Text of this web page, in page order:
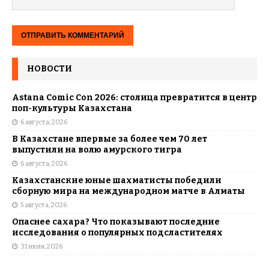
НОВОСТИ
Astana Comic Con 2026: столица превратится в центр
поп-культуры Казахстана
6 августа, 2026
В Казахстане впервые за более чем 70 лет
выпустили на волю амурского тигра
6 августа, 2026
Казахстанские юные шахматисты победили
сборную мира на международном матче в Алматы
5 августа, 2026
Опаснее сахара? Что показывают последние
исследования о популярных подсластителях
31 июля, 2026